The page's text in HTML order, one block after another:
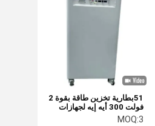
51بطارية تخزين طاقة بقوة 2
فولت 300 أيه إيه لجهازات
خارج الشبكة والشبكة
MOQ:3